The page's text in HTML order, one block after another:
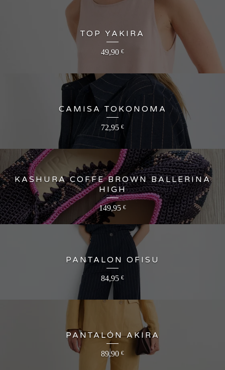
TOP YAKIRA
49,90 €
CAMISA TOKONOMA
72,95 €
KASHURA COFFE BROWN BALLERINA
HIGH
149,95 €
PANTALON OFISU
84,95 €
PANTALÓN AKIRA
89,90 €